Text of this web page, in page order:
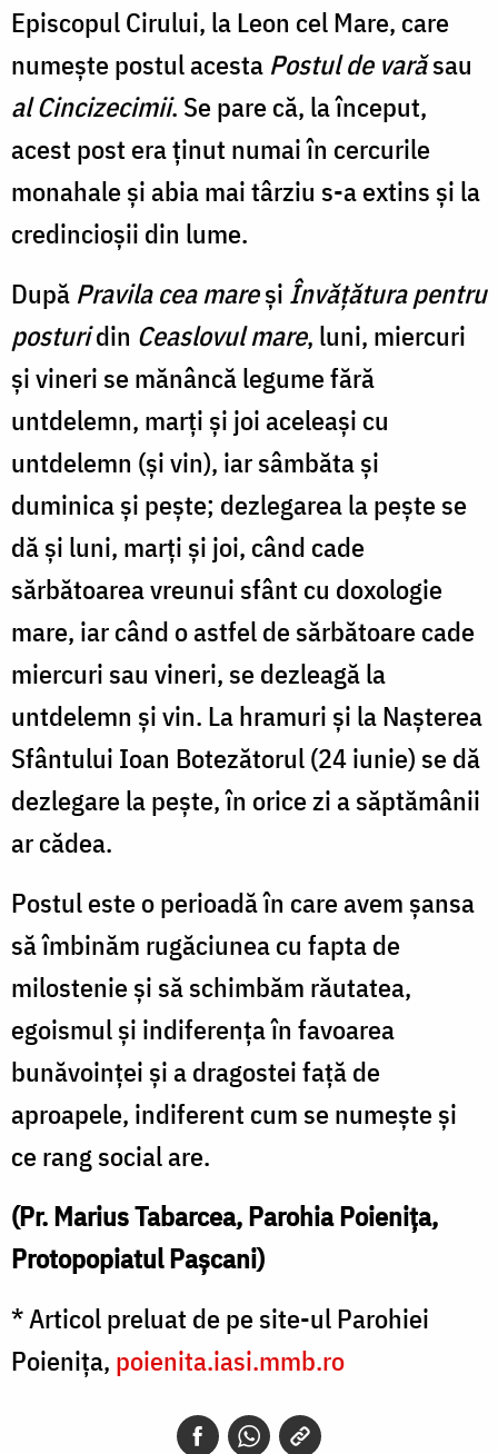
Episcopul Cirului, la Leon cel Mare, care
numește postul acesta Postul de varăsau
al Cincizecimii. Se pare că, la început,
acest post era ținut numai în cercurile
monahale și abia mai târziu s-a extins și la
credincioșii din lume.
După Pravila cea mareși Învățătura pentru
posturidin Ceaslovul mare, luni, miercuri
și vineri se mănâncă legume fără
untdelemn, marți și joi aceleași cu
untdelemn (și vin), iar sâmbăta și
duminica și pește; dezlegarea la pește se
dă și luni, marți și joi, când cade
sărbătoarea vreunui sfânt cu doxologie
mare, iar când o astfel de sărbătoare cade
miercuri sau vineri, se dezleagă la
untdelemn și vin. La hramuri și la Nașterea
Sfântului Ioan Botezătorul (24 iunie) se dă
dezlegare la pește, în orice zi a săptămânii
ar cădea.
Postul este o perioadă în care avem şansa
să îmbinăm rugăciunea cu fapta de
milostenie şi să schimbăm răutatea,
egoismul şi indiferenţa în favoarea
bunăvoinţei şi a dragostei faţă de
aproapele, indiferent cum se numeşte şi
ce rang social are.
(Pr. Marius Tabarcea, Parohia Poieniţa,
Protopopiatul Paşcani)
* Articol preluat de pe site-ul Parohiei
Poieniţa, poienita.iasi.mmb.ro